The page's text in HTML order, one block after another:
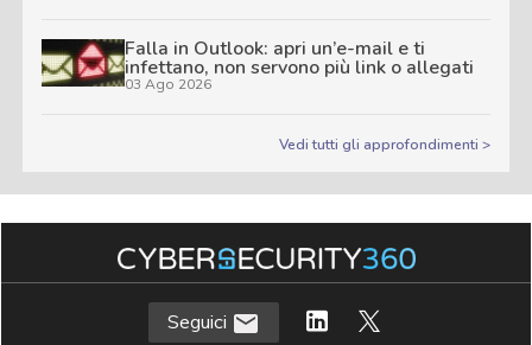
Falla in Outlook: apri un’e-mail e ti
infettano, non servono più link o allegati
03 Ago 2026
Vedi tutti gli approfondimenti >
Seguici